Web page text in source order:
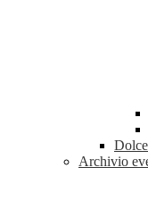
Archivio